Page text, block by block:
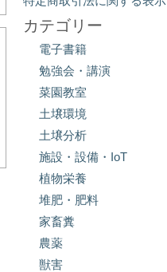
カテゴリー
電子書籍
勉強会・講演
菜園教室
土壌環境
土壌分析
施設・設備・IoT
植物栄養
堆肥・肥料
家畜糞
農薬
獣害